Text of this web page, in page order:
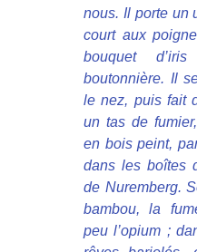
nous. Il porte un
court aux
bouquet
boutonnière. Il
le nez, puis fait
un tas de
en bois peint,
dans les boîtes
de Nuremberg.
bambou, la
peu l’opium ;